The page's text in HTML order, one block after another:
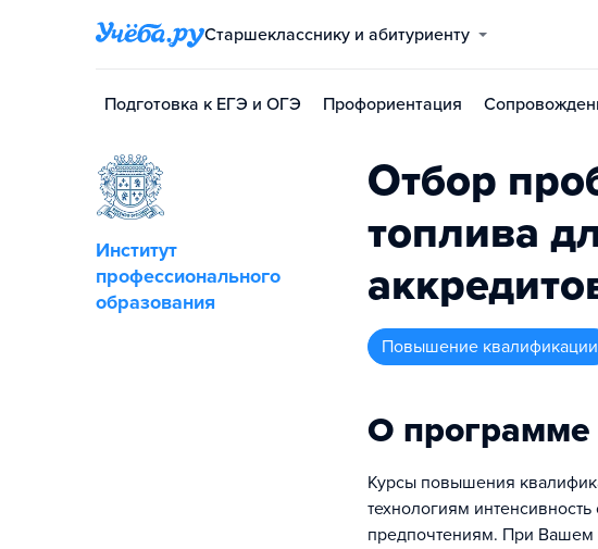
Старшекласснику и абитуриенту
Подготовка к ЕГЭ и ОГЭ Профориентация
Институт
профессионального
образования
Отбор
топлива
повышение квалификации
О программе
Курсы повышения
технологиям
предпочтениям. При Вашем